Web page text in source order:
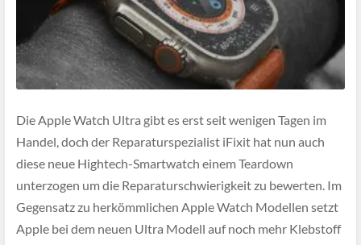
Die Apple Watch Ultra gibt es erst seit wenigen Tagen im
Handel, doch der Reparaturspezialist iFixit hat nun auch
diese neue Hightech-Smartwatch einem Teardown
unterzogen um die Reparaturschwierigkeit zu bewerten. Im
Gegensatz zu herkömmlichen Apple Watch Modellen setzt
Apple bei dem neuen Ultra Modell auf noch mehr Klebstoff